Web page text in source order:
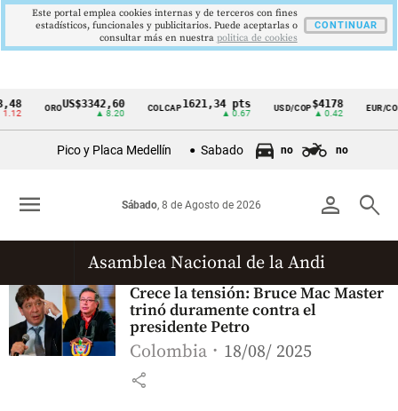
Cintillo
Colombia
OROUS$3342,60
▲ 8.20
COLCAP1621,34 pts
▲ 0.67
USD/COP$4178
▲ 0.42
EUR/COP
Pico y Placa Medellín Sabado no no
person search
Sábado, 8 de Agosto de 2026
menu
Asamblea Nacional de la Andi
Crece la tensión: Bruce Mac Master
trinó duramente contra el
presidente Petro
Colombia 18/08/ 2025
share
Este portal emplea cookies internas y de terceros con fines
estadísticos, funcionales y publicitarios. Puede aceptarlas o
consultar más en nuestra politica de cookies
CONTINUAR